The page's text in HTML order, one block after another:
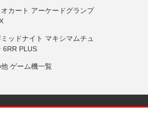
カート アーケードグランプ
ッドナイト マキシマムチュ
6RR PLUS
ゲーム機一覧